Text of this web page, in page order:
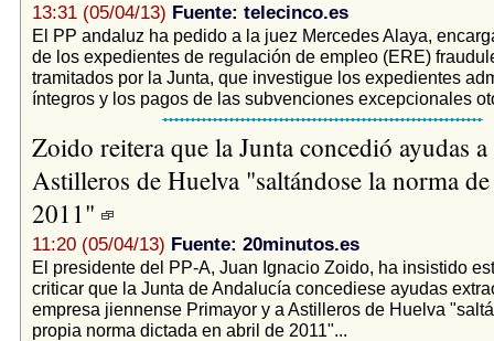
13:31 (05/04/13) Fuente: telecinco.es
El PP andaluz ha pedido a la juez Mercedes Alaya,
de los expedientes de regulación de empleo (ERE)
tramitados por la Junta, que investigue los expedientes
íntegros y los pagos de las subvenciones excepcionales
Zoido reitera que la Junta concedió ayudas
Astilleros de Huelva "saltándose la norma
2011"
11:20 (05/04/13) Fuente: 20minutos.es
El presidente del PP-A, Juan Ignacio Zoido, ha insistido
criticar que la Junta de Andalucía concediese ayudas
empresa jiennense Primayor y a Astilleros de Huelva
propia norma dictada en abril de 2011"...